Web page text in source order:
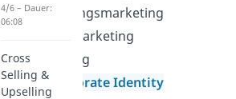
Empfehlungsmarketing
Guerilla-Marketing
Sponsoring
undCorporate Identity
4/6 – Dauer:
06:08
Cross
Selling &
Upselling